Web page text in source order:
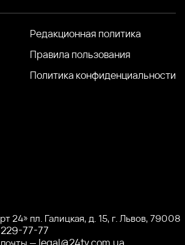
Редакционная политика
Правила пользования
Политика конфиденциальности
24» пл. Галицкая, д. 15, г. Львов, 79008
77-77